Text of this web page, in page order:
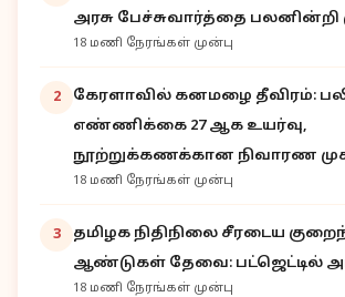
அரசு பேச்சுவார்த்தை பலனின்றி
18 மணி நேரங்கள் முன்பு
2
கேரளாவில் கனமழை தீவிரம்:
எண்ணிக்கை 27 ஆக உயர்வு,
நூற்றுக்கணக்கான நிவாரண
18 மணி நேரங்கள் முன்பு
3
தமிழக நிதிநிலை சீரடைய
ஆண்டுகள் தேவை: பட்ஜெட்டில்
18 மணி நேரங்கள் முன்பு